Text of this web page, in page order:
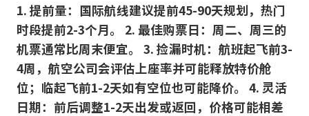
1. 提前量：国际航线建议提前45-90天规划，热门
时段提前2-3个月。 2. 最佳购票日：周二、周三的
机票通常比周末便宜。 3. 捡漏时机：航班起飞前3-
4周，航空公司会评估上座率并可能释放特价舱
位；临起飞前1-2天如有空位也可能降价。 4. 灵活
日期：前后调整1-2天出发或返回，价格可能相差